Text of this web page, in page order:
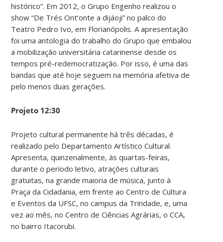
histórico”. Em 2012, o Grupo Engenho realizou o
show “De Trés Ont‘onte a dijáoji” no palco do
Teatro Pedro Ivo, em Florianópolis. A apresentação
foi uma antologia do trabalho do Grupo que embalou
a mobilização universitária catarinense desde os
tempos pré-redemocratização. Por isso, é uma das
bandas que até hoje seguem na memória afetiva de
pelo menos duas gerações.
Projeto 12:30
Projeto cultural permanente há três décadas, é
realizado pelo Departamento Artístico Cultural.
Apresenta, quinzenalmente, às quartas-feiras,
durante o período letivo, atrações culturais
gratuitas, na grande maioria de música, junto à
Praça da Cidadania, em frente ao Centro de Cultura
e Eventos da UFSC, no campus da Trindade, e, uma
vez ao mês, no Centro de Ciências Agrárias, o CCA,
no bairro Itacorubi.